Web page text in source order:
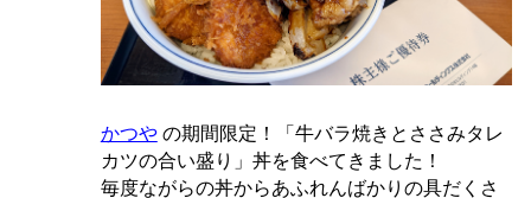
かつやの期間限定！「牛バラ焼きとささみタレ
カツの合い盛り」丼を食べてきました！
毎度ながらの丼からあふれんばかりの具だくさ